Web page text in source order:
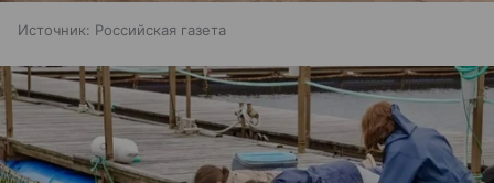
Источник: Российская газета